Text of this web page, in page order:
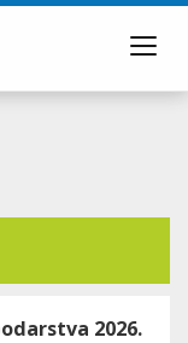
2026.